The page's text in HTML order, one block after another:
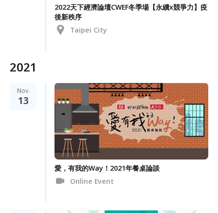
2022天下經濟論壇CWEF冬季場【永續x競爭力】疫
後新秩序
Taipei City
2021
Nov.
13
愛，有我的Way！2021年餐桌論談
Online Event